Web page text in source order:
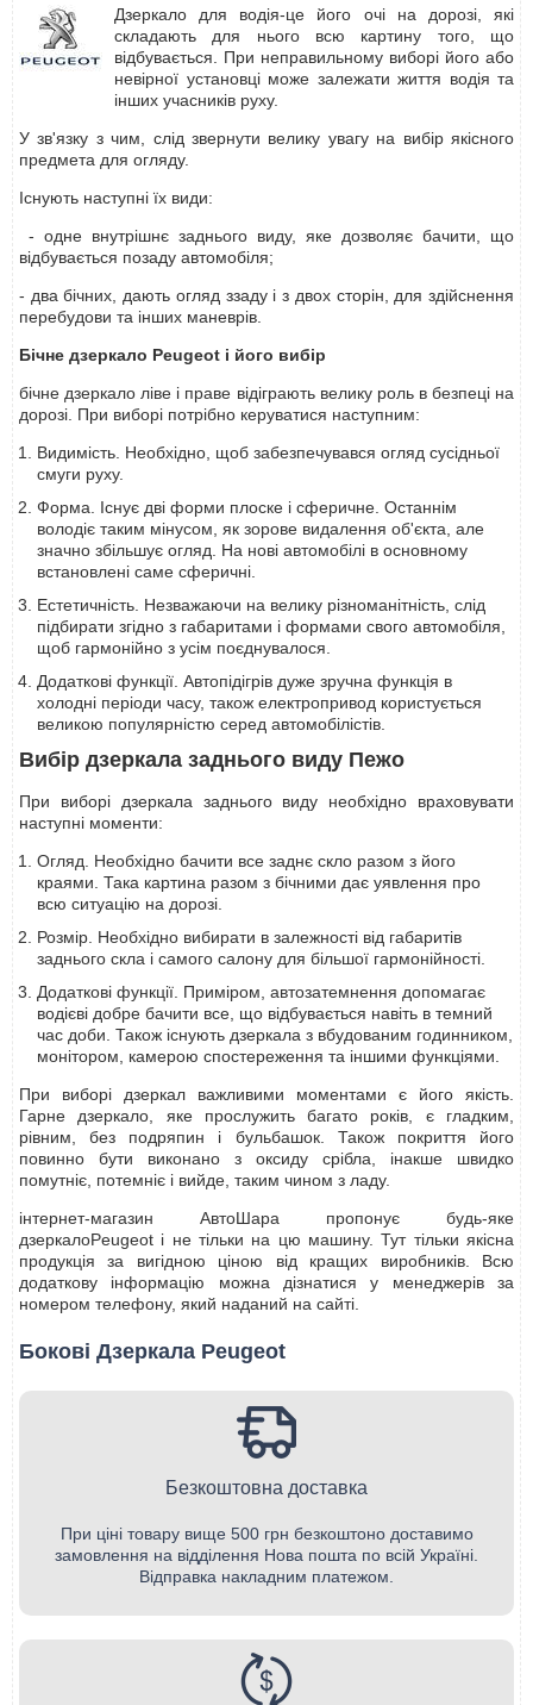
Дзеркало для водія-це його очі на дорозі, які
складають для нього всю картину того, що
відбувається. При неправильному виборі його або
невірної установці може залежати життя водія та
інших учасників руху.
У зв'язку з чим, слід звернути велику увагу на вибір якісного
предмета для огляду.
Існують наступні їх види:
- одне внутрішнє заднього виду, яке дозволяє бачити, що
відбувається позаду автомобіля;
- два бічних, дають огляд ззаду і з двох сторін, для здійснення
перебудови та інших маневрів.
Бічне дзеркало Peugeot і його вибір
бічне дзеркало ліве і праве відіграють велику роль в безпеці на
дорозі. При виборі потрібно керуватися наступним:
Видимість. Необхідно, щоб забезпечувався огляд сусідньої
смуги руху.
Форма. Існує дві форми плоске і сферичне. Останнім
володіє таким мінусом, як зорове видалення об'єкта, але
значно збільшує огляд. На нові автомобілі в основному
встановлені саме сферичні.
Естетичність. Незважаючи на велику різноманітність, слід
підбирати згідно з габаритами і формами свого автомобіля,
щоб гармонійно з усім поєднувалося.
Додаткові функції. Автопідігрів дуже зручна функція в
холодні періоди часу, також електропривод користується
великою популярністю серед автомобілістів.
Вибір дзеркала заднього виду Пежо
При виборі дзеркала заднього виду необхідно враховувати
наступні моменти:
Огляд. Необхідно бачити все заднє скло разом з його
краями. Така картина разом з бічними дає уявлення про
всю ситуацію на дорозі.
Розмір. Необхідно вибирати в залежності від габаритів
заднього скла і самого салону для більшої гармонійності.
Додаткові функції. Приміром, автозатемнення допомагає
водієві добре бачити все, що відбувається навіть в темний
час доби. Також існують дзеркала з вбудованим годинником,
монітором, камерою спостереження та іншими функціями.
При виборі дзеркал важливими моментами є його якість.
Гарне дзеркало, яке прослужить багато років, є гладким,
рівним, без подряпин і бульбашок. Також покриття його
повинно бути виконано з оксиду срібла, інакше швидко
помутніє, потемніє і вийде, таким чином з ладу.
інтернет-магазин АвтоШара пропонує будь-яке
дзеркалоPeugeot і не тільки на цю машину. Тут тільки якісна
продукція за вигідною ціною від кращих виробників. Всю
додаткову інформацію можна дізнатися у менеджерів за
номером телефону, який наданий на сайті.
Бокові Дзеркала Peugeot
Безкоштовна доставка
При ціні товару вище 500 грн безкоштоно доставимо
замовлення на відділення Нова пошта по всій Україні.
Відправка накладним платежом.